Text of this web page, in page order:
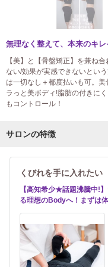
無理なく整えて、本来のキ
【美】と【骨盤矯正】を兼ね
ない/効果が実感できないとい
は一切なし＋都度払いも可。
ラっと美ボディ!脂肪の付きに
もコントロール！
サロンの特徴
くびれを手に入れたい
【高知希少★話題沸騰中!
る理想のBodyへ！まずは